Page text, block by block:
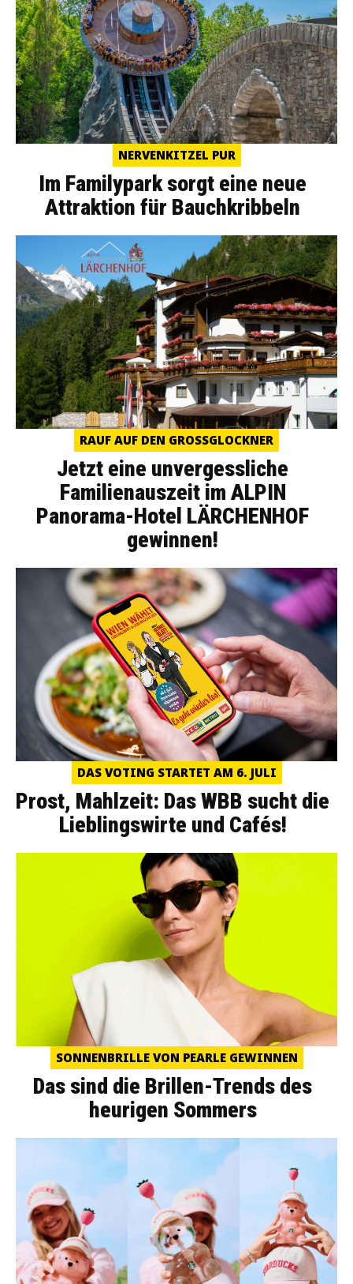
NERVENKITZEL PUR
Im Familypark sorgt eine neue
Attraktion für Bauchkribbeln
RAUF AUF DEN GROSSGLOCKNER
Jetzt eine unvergessliche
Familienauszeit im ALPIN
Panorama-Hotel LÄRCHENHOF
gewinnen!
DAS VOTING STARTET AM 6. JULI
Prost, Mahlzeit: Das WBB sucht die
Lieblingswirte und Cafés!
SONNENBRILLE VON PEARLE GEWINNEN
Das sind die Brillen-Trends des
heurigen Sommers